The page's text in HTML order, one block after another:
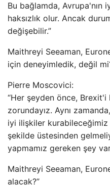
Bu bağlamda, Avrupa'nın
haksızlık olur. Ancak
değişebilir.”
Maithreyi Seeaman,
için deneyimledik, değil
Pierre Moscovici:
“Her şeyden önce, Brexit'i
zorundayız. Aynı
iyi ilişkiler
şekilde üstesinden
yapmamız gereken şey
Maithreyi Seeaman,
alacak?”